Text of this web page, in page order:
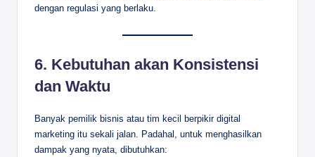
dengan regulasi yang berlaku.
6. Kebutuhan akan Konsistensi
dan Waktu
Banyak pemilik bisnis atau tim kecil berpikir digital
marketing itu sekali jalan. Padahal, untuk menghasilkan
dampak yang nyata, dibutuhkan: